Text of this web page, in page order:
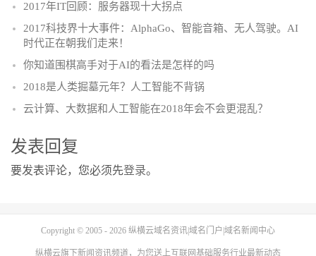
2017年IT回顾：服务器现十大拐点
2017科技界十大事件：AlphaGo、智能音箱、无人驾驶。AI
时代正在朝我们走来！
你知道围棋高手对于AI的看法是怎样的吗
2018是人类掘墓元年？人工智能不背锅
云计算、大数据和人工智能在2018年会不会更混乱？
发表回复
要发表评论，您必须先登录。
Copyright © 2005 - 2026 纵横云域名资讯|域名门户|域名新闻中心
纵横云旗下新闻资讯频道，为您送上互联网基础服务行业最新动态